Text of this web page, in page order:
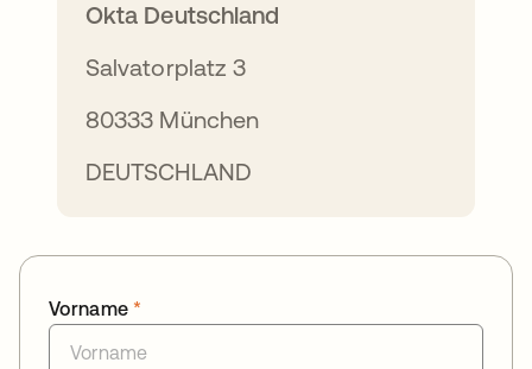
Okta Deutschland
Salvatorplatz 3
80333 München
DEUTSCHLAND
*
Vorname